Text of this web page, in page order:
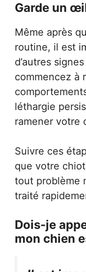
Garde un
Même après
routine, il est
d’autres
commencez à
léthargie
ramener votre
Suivre ces
que votre
tout problème
traité
Dois-je
mon chien